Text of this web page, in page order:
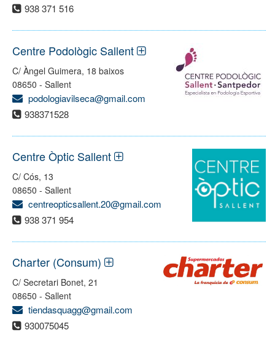
938 371 516
Centre Podològic Sallent
C/ Àngel Guimera, 18 baixos
08650 - Sallent
podologiavilseca@gmail.com
938371528
Centre Òptic Sallent
C/ Cós, 13
08650 - Sallent
centreopticsallent.20@gmail.com
938 371 954
Charter (Consum)
C/ Secretari Bonet, 21
08650 - Sallent
tiendasquagg@gmail.com
930075045